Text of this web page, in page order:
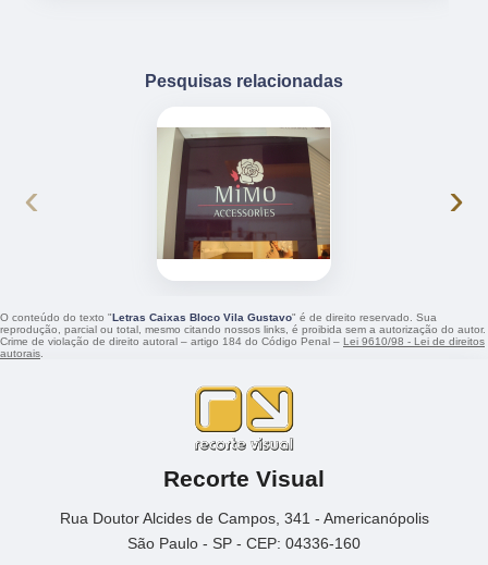
Pesquisas relacionadas
‹ ›
O conteúdo do texto "Letras Caixas Bloco Vila Gustavo" é de direito reservado. Sua
reprodução, parcial ou total, mesmo citando nossos links, é proibida sem a autorização do autor.
Crime de violação de direito autoral – artigo 184 do Código Penal – Lei 9610/98 - Lei de direitos
autorais
Recorte Visual
Rua Doutor Alcides de Campos, 341 - Americanópolis
São Paulo - SP - CEP: 04336-160